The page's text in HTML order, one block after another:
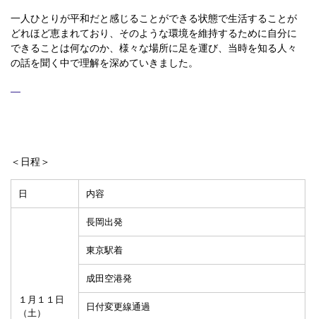
一人ひとりが平和だと感じることができる状態で生活することが
どれほど恵まれており、そのような環境を維持するために自分に
できることは何なのか、様々な場所に足を運び、当時を知る人々
の話を聞く中で理解を深めていきました。
＜日程＞
日 内容
１月１１日
（土）
長岡出発
東京駅着
成田空港発
日付変更線通過